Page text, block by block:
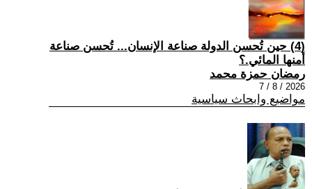
(4) حين تُحسن الدولة صناعة الإنسان... تُحسن صناعة
أمنها المائي.؟
رمضان حمزة محمد
2026 / 8 / 7
مواضيع وابحاث سياسية